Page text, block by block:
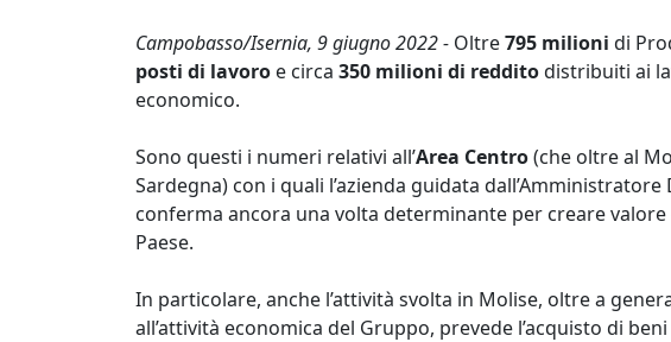
Campobasso/Isernia, 9 giugno 2022 - Oltre795 milioni di
posti di lavoro e circa 350 milioni di redditodistribuiti ai
economico.
Sono questi i numeri relativi all’Area Centro(che oltre al
Sardegna) con i quali l’azienda guidata
conferma ancora una volta determinante per creare valore
Paese.
In particolare, anche l’attività svolta in Molise, oltre a
all’attività economica del Gruppo, prevede l’acquisto di